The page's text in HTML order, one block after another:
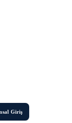
Giriş